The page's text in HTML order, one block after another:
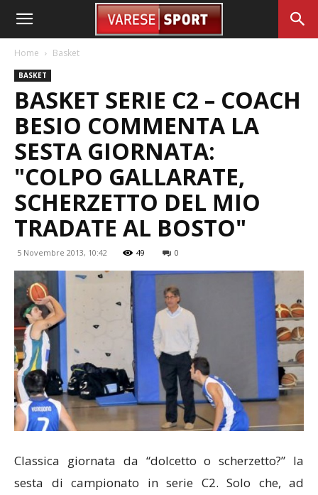
Home Basket
BASKET
BASKET SERIE C2 – COACH
BESIO COMMENTA LA
SESTA GIORNATA:
"COLPO GALLARATE,
SCHERZETTO DEL MIO
TRADATE AL BOSTO"
5 Novembre 2013, 10:42 49 0
Classica giornata da “dolcetto o scherzetto?” la
sesta di campionato in serie C2. Solo che, ad